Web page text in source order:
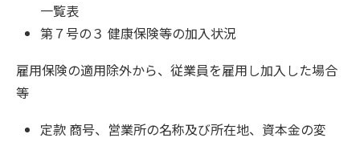
一覧表
第７号の３ 健康保険等の加入状況
雇用保険の適用除外から、従業員を雇用し加入した場合
等
定款 商号、営業所の名称及び所在地、資本金の変